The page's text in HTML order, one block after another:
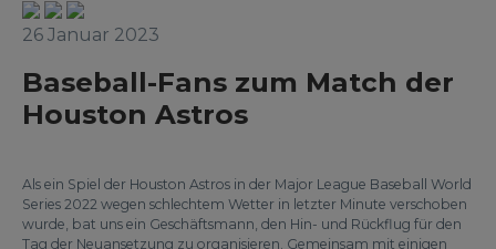
26 Januar 2023
Baseball-Fans zum Match der
Houston Astros
Als ein Spiel der Houston Astros in der Major League Baseball World
Series 2022 wegen schlechtem Wetter in letzter Minute verschoben
wurde, bat uns ein Geschäftsmann, den Hin- und Rückflug für den
Tag der Neuansetzung zu organisieren. Gemeinsam mit einigen